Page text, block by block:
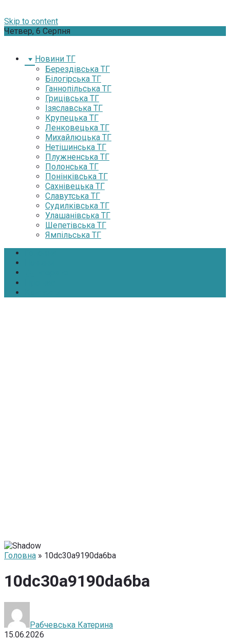
Skip to content
Четвер, 6 Серпня
Новини ТГ
Берездівська ТГ
Білогірська ТГ
Ганнопільська ТГ
Грицівська ТГ
Ізяславська ТГ
Крупецька ТГ
Ленковецька ТГ
Михайлюцька ТГ
Нетішинська ТГ
Плужненська ТГ
Полонська ТГ
Понінківська ТГ
Сахнівецька ТГ
Славутська ТГ
Судилківська ТГ
Улашанівська ТГ
Шепетівська ТГ
Ямпільська ТГ
Головна » 10dc30a9190da6ba
10dc30a9190da6ba
Рабчевська Катерина
15.06.2026